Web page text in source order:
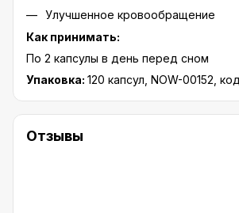
Улучшенное кровообращение
Как принимать:
По 2 капсулы в день перед сном
Упаковка: 120 капсул, NOW-00152,
Отзывы